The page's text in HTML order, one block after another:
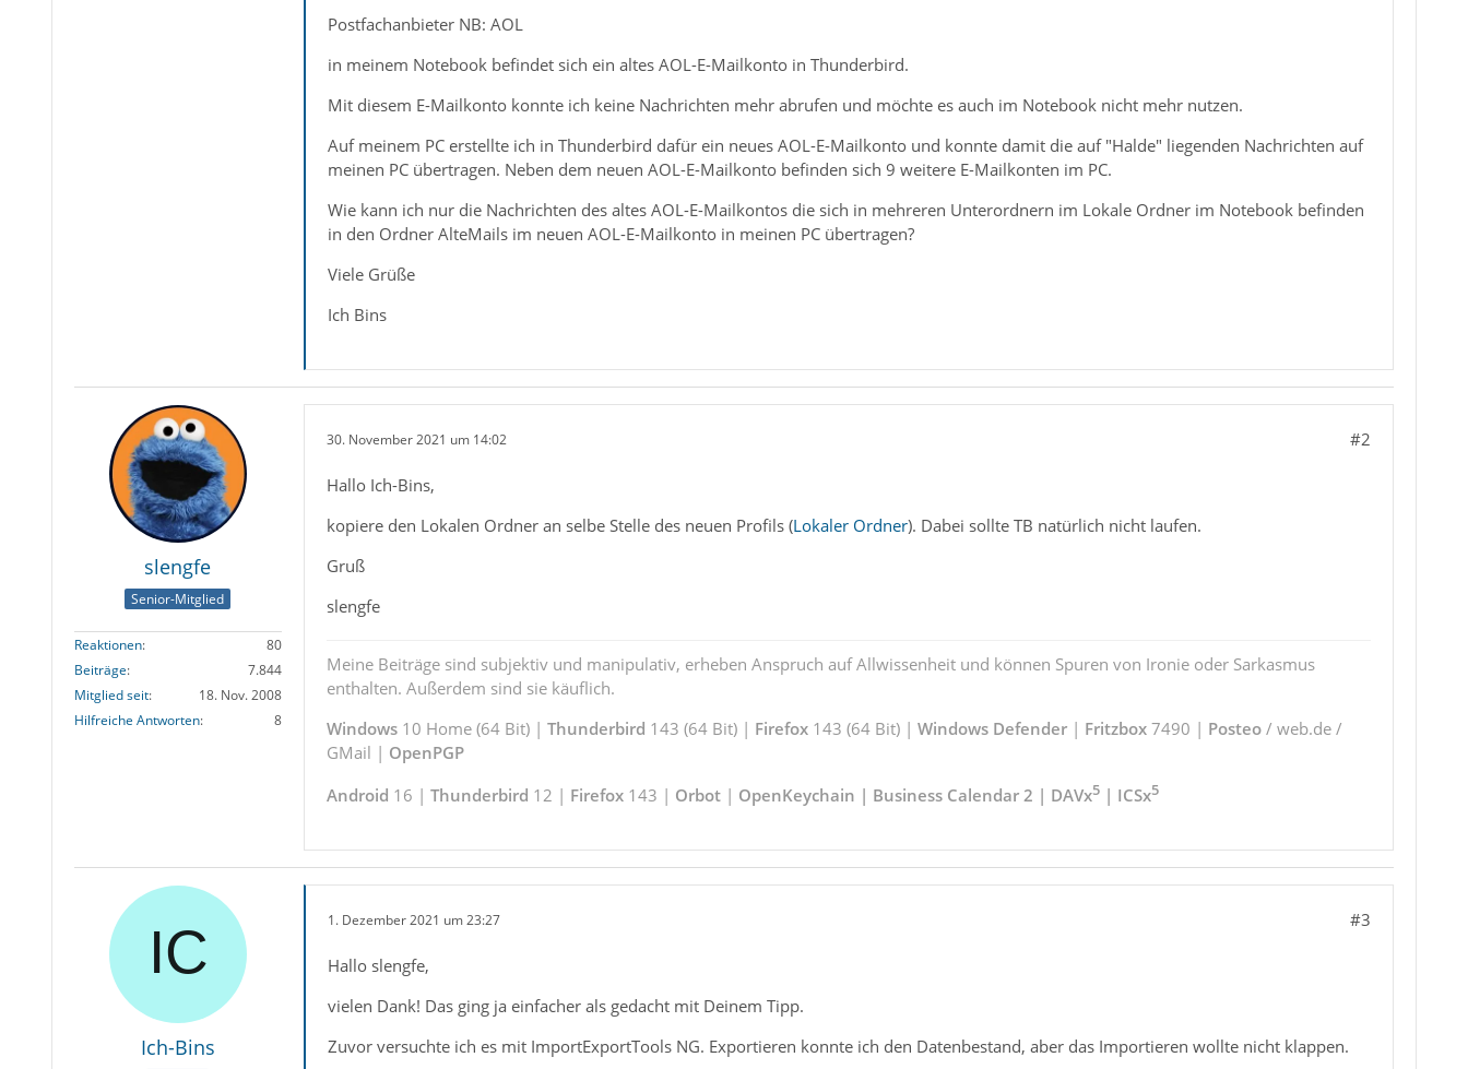
Postfachanbieter NB: AOL
in meinem Notebook befindet sich ein altes AOL-E-Mailkonto in Thunderbird.
Mit diesem E-Mailkonto konnte ich keine Nachrichten mehr abrufen und möchte es auch im Notebook nicht mehr nutzen.
Auf meinem PC erstellte ich in Thunderbird dafür ein neues AOL-E-Mailkonto und konnte damit die auf "Halde" liegenden Nachrichten auf
meinen PC übertragen. Neben dem neuen AOL-E-Mailkonto befinden sich 9 weitere E-Mailkonten im PC.
Wie kann ich nur die Nachrichten des altes AOL-E-Mailkontos die sich in mehreren Unterordnern im Lokale Ordner im Notebook befinden
in den Ordner AlteMails im neuen AOL-E-Mailkonto in meinen PC übertragen?
Viele Grüße
Ich Bins
slengfe
Senior-Mitglied
Reaktionen
80
Beiträge
7.844
Mitglied seit
18. Nov. 2008
Hilfreiche Antworten
8
30. November 2021 um 14:02 #2
Hallo Ich-Bins,
kopiere den Lokalen Ordner an selbe Stelle des neuen Profils (Lokaler Ordner). Dabei sollte TB natürlich nicht laufen.
Gruß
slengfe
Meine Beiträge sind subjektiv und manipulativ, erheben Anspruch auf Allwissenheit und können Spuren von Ironie oder Sarkasmus
enthalten. Außerdem sind sie käuflich.
Windows10 Home (64 Bit) | Thunderbird 143 (64 Bit) | Firefox143 (64 Bit) | Windows Defender| Fritzbox7490 | Posteo/ web.de /
GMail | OpenPGP
Android 16 | Thunderbird 12 | Firefox143 | Orbot| OpenKeychain | Business Calendar 2 | DAVx5| ICSx5
Ich-Bins
1. Dezember 2021 um 23:27 #3
Hallo slengfe,
vielen Dank! Das ging ja einfacher als gedacht mit Deinem Tipp.
Zuvor versuchte ich es mit ImportExportTools NG. Exportieren konnte ich den Datenbestand, aber das Importieren wollte nicht klappen.